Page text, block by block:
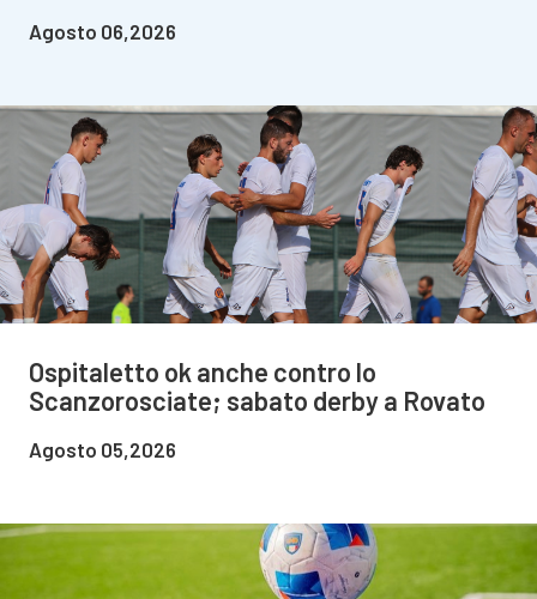
Agosto 06,2026
Ospitaletto ok anche contro lo
Scanzorosciate; sabato derby a Rovato
Agosto 05,2026